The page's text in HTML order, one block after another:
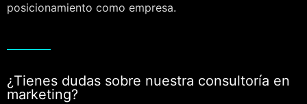
posicionamiento como empresa.
¿Tienes dudas sobre nuestra consultoría en
marketing?